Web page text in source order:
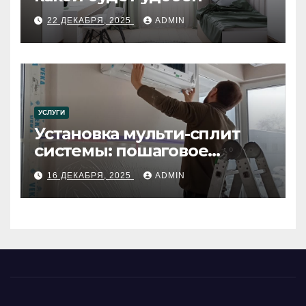
22 ДЕКАБРЯ, 2025 ADMIN
УСЛУГИ
Установка мульти-сплит
системы: пошаговое
руководство
16 ДЕКАБРЯ, 2025 ADMIN